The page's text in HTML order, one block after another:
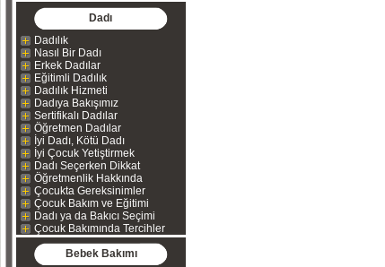
Dadı
Dadılık
Nasıl Bir Dadı
Erkek Dadılar
Eğitimli Dadılık
Dadılık Hizmeti
Dadıya Bakışımız
Sertifikalı Dadılar
Öğretmen Dadılar
İyi Dadı, Kötü Dadı
İyi Çocuk Yetiştirmek
Dadı Seçerken Dikkat
Öğretmenlik Hakkında
Çocukta Gereksinimler
Çocuk Bakım ve Eğitimi
Dadı ya da Bakıcı Seçimi
Çocuk Bakımında Tercihler
Bebek Bakımı